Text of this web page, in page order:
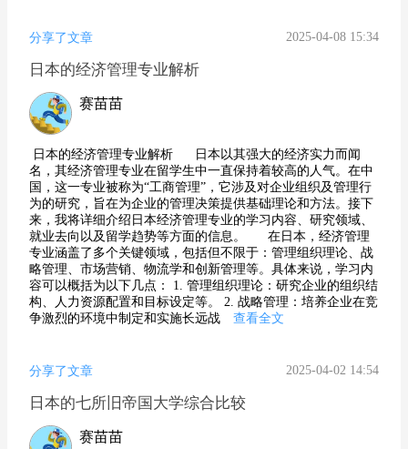
分享了文章 2025-04-08 15:34
日本的经济管理专业解析
赛苗苗
日本的经济管理专业解析 日本以其强大的经济实力而闻
名，其经济管理专业在留学生中一直保持着较高的人气。在中
国，这一专业被称为“工商管理”，它涉及对企业组织及管理行
为的研究，旨在为企业的管理决策提供基础理论和方法。接下
来，我将详细介绍日本经济管理专业的学习内容、研究领域、
就业去向以及留学趋势等方面的信息。 在日本，经济管理
专业涵盖了多个关键领域，包括但不限于：管理组织理论、战
略管理、市场营销、物流学和创新管理等。具体来说，学习内
容可以概括为以下几点： 1. 管理组织理论：研究企业的组织结
构、人力资源配置和目标设定等。 2. 战略管理：培养企业在竞
争激烈的环境中制定和实施长远战
查看全文
分享了文章 2025-04-02 14:54
日本的七所旧帝国大学综合比较
赛苗苗